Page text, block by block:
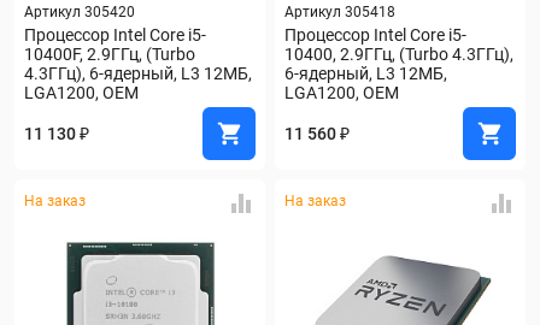
Артикул 305420
Процессор Intel Core i5-
10400F, 2.9ГГц, (Turbo
4.3ГГц), 6-ядерный, L3 12МБ,
LGA1200, OEM
11 130 ₽
Артикул 305418
Процессор Intel Core i5-
10400, 2.9ГГц, (Turbo 4.3ГГц),
6-ядерный, L3 12МБ,
LGA1200, OEM
11 560 ₽
На заказ На заказ